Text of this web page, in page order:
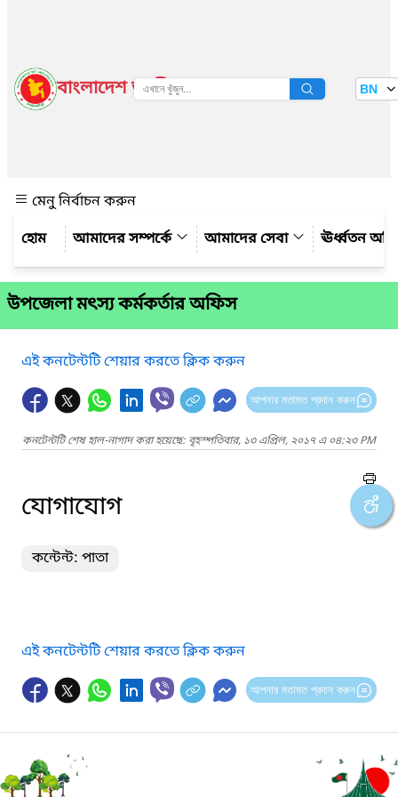
বাংলাদেশ জাতীয় তথ্য বাতায়ন BN
মেনু নির্বাচন করুন
আমাদের সম্পর্কে
আমাদের সেবা ঊর্ধ্বতন
উপজেলা মৎস্য কর্মকর্তার অফিস
এই কনটেন্টটি শেয়ার করতে ক্লিক করুন
আপনার মতামত প্রদান করুন
কনটেন্টটি শেষ হাল-নাগাদ করা হয়েছে: বৃহস্পতিবার, ১৩ এপ্রিল, ২০১৭ এ ০৪:২৩ PM
যোগাযোগ
কন্টেন্ট: পাতা
এই কনটেন্টটি শেয়ার করতে ক্লিক করুন
আপনার মতামত প্রদান করুন